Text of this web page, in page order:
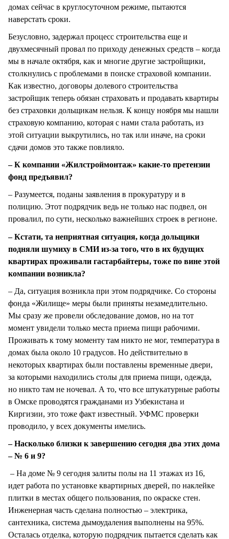
домах сейчас в круглосуточном режиме, пытаются
наверстать сроки.
Безусловно, задержал процесс строительства еще и
двухмесячный провал по приходу денежных средств – когда
мы в начале октября, как и многие другие застройщики,
столкнулись с проблемами в поиске страховой компании.
Как известно, договоры долевого строительства
застройщик теперь обязан страховать и продавать квартиры
без страховки дольщикам нельзя. К концу ноября мы нашли
страховую компанию, которая с нами стала работать, из
этой ситуации выкрутились, но так или иначе, на сроки
сдачи домов это также повлияло.
– К компании «Жилстроймонтаж» какие-то претензии
фонд предъявил?
– Разумеется, поданы заявления в прокуратуру и в
полицию. Этот подрядчик ведь не только нас подвел, он
провалил, по сути, несколько важнейших строек в регионе.
– Кстати, та неприятная ситуация, когда дольщики
подняли шумиху в СМИ из-за того, что в их будущих
квартирах проживали гастарбайтеры, тоже по вине этой
компании возникла?
– Да, ситуация возникла при этом подрядчике. Со стороны
фонда «Жилище» меры были приняты незамедлительно.
Мы сразу же провели обследование домов, но на тот
момент увидели только места приема пищи рабочими.
Проживать к тому моменту там никто не мог, температура в
домах была около 10 градусов. Но действительно в
некоторых квартирах были поставлены временные двери,
за которыми находились столы для приема пищи, одежда,
но никто там не ночевал. А то, что все штукатурные работы
в Омске проводятся гражданами из Узбекистана и
Киргизии, это тоже факт известный. УФМС проверки
проводило, у всех документы имелись.
– Насколько близки к завершению сегодня два этих дома
– № 6 и 9?
– На доме № 9 сегодня залиты полы на 11 этажах из 16,
идет работа по установке квартирных дверей, по наклейке
плитки в местах общего пользования, по окраске стен.
Инженерная часть сделана полностью – электрика,
сантехника, система дымоудаления выполнены на 95%.
Осталась отделка, которую подрядчик пытается сделать как